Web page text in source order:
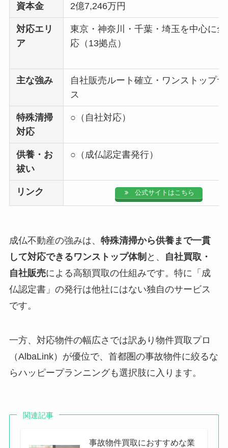
資本金 2億7,246万円
対応エリ
ア
東京・神奈川・千葉・埼玉を中心に
応（13拠点）
主な強み
自社販売ルート確立・ワンストップ
ス
特殊清掃
対応
○（自社対応）
供養・お
祓い
○（成仏認定書発行）
リンク 公式サイトはこちら
成仏不動産の強みは、 特殊清掃から供養まで一貫
して対応できるワンストップ体制 と、
自社買取・
自社販売による高額買取の仕組みです。特に「成
仏認定書」の発行は他社にはない独自のサービス
です。
一方、対応物件の幅広さでは訳あり物件買取プロ
（AlbaLink）が優位で、首都圏の事故物件に絞るな
らハッピープランニングも選択肢に入ります。
関連記事
事故物件買取におすすめな業